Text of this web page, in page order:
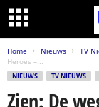
Home Nieuws TV
Heroes –...
NIEUWS TV NIEUWS
Zien: De